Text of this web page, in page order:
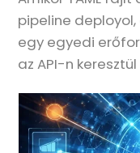
pipeline
egy egyedi
az API-n